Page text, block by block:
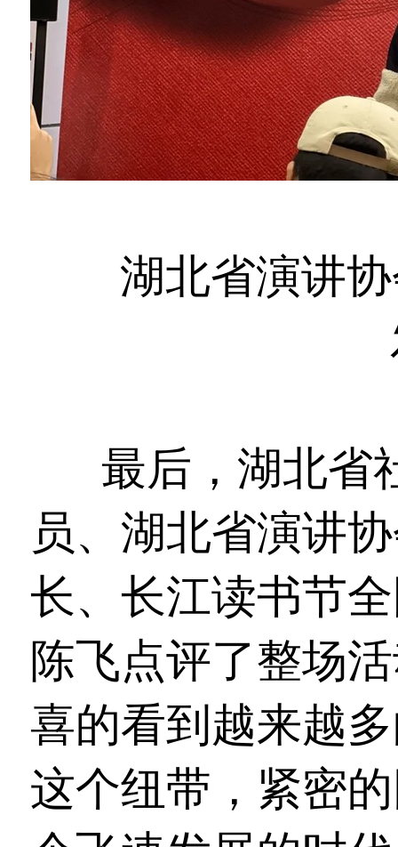
湖北省演讲
最后，湖北省
员、湖北省演讲
长、长江读书节
陈飞点评了整场
喜的看到越来越
这个纽带，紧密